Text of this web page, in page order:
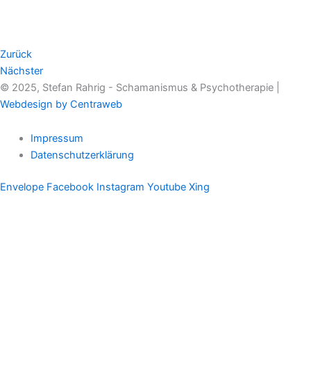
Zurück
Nächster
© 2025, Stefan Rahrig - Schamanismus & Psychotherapie |
Webdesign by Centraweb
Impressum
Datenschutzerklärung
Envelope Facebook Instagram Youtube Xing